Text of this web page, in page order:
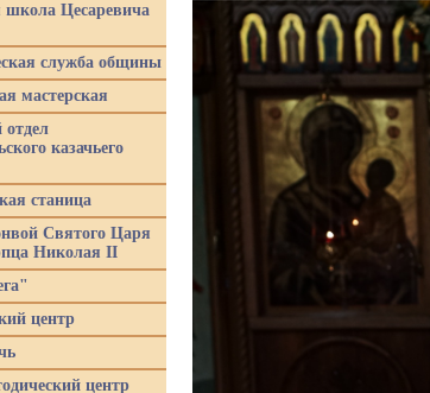
школа Цесаревича
служба общины
мастерская
казачьего
станица
Святого Царя
Николая II
центр
центр